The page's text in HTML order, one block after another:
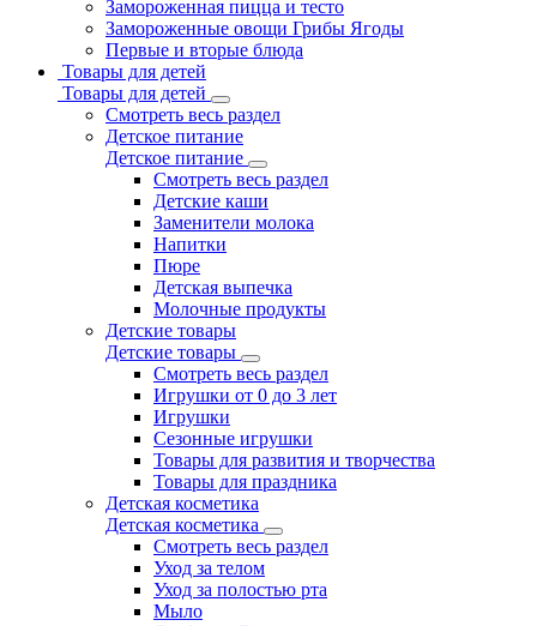
Замороженная пицца и тесто
Замороженные овощи Грибы Ягоды
Первые и вторые блюда
Товары для детей
Товары для детей
Смотреть весь раздел
Детское питание
Детское питание
Смотреть весь раздел
Детские каши
Заменители молока
Напитки
Пюре
Детская выпечка
Молочные продукты
Детские товары
Детские товары
Смотреть весь раздел
Игрушки от 0 до 3 лет
Игрушки
Сезонные игрушки
Товары для развития и творчества
Товары для праздника
Детская косметика
Детская косметика
Смотреть весь раздел
Уход за телом
Уход за полостью рта
Мыло